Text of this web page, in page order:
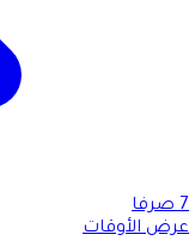
7 صرفا
عرض الأوقات